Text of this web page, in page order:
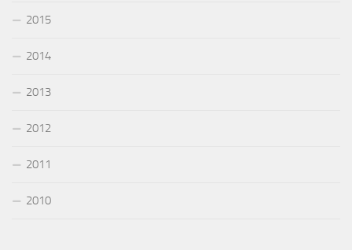
2015
2014
2013
2012
2011
2010